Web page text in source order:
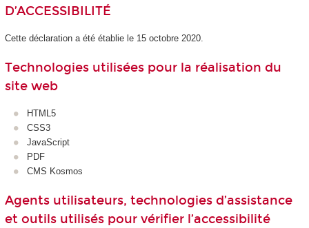
D’ACCESSIBILITÉ
Cette déclaration a été établie le 15 octobre 2020.
Technologies utilisées pour la réalisation du
site web
HTML5
CSS3
JavaScript
PDF
CMS Kosmos
Agents utilisateurs, technologies d’assistance
et outils utilisés pour vérifier l’accessibilité